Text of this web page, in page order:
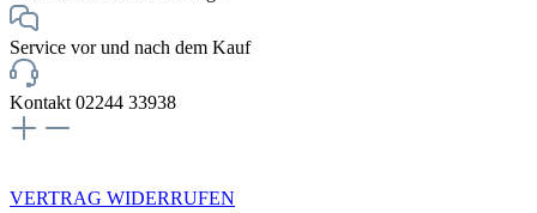
Service vor und nach dem Kauf
Kontakt 02244 33938
VERTRAG WIDERRUFEN